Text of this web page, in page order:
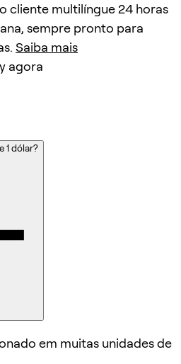
cliente multilíngue 24 horas
sempre pronto para
Saiba mais
agora
1 dólar?
em muitas unidades de